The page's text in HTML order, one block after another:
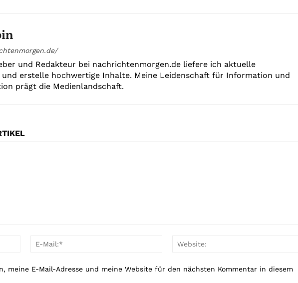
und Redakteur bei nachrichtenmorgen.de liefere ich aktuelle
erstelle hochwertige Inhalte. Meine Leidenschaft für Information und
prägt die Medienlandschaft.
Name:*
meine E-Mail-Adresse und meine Website für den nächsten Kommentar in diesem